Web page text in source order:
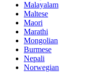
Malayalam
Maltese
Maori
Marathi
Mongolian
Burmese
Nepali
Norwegian